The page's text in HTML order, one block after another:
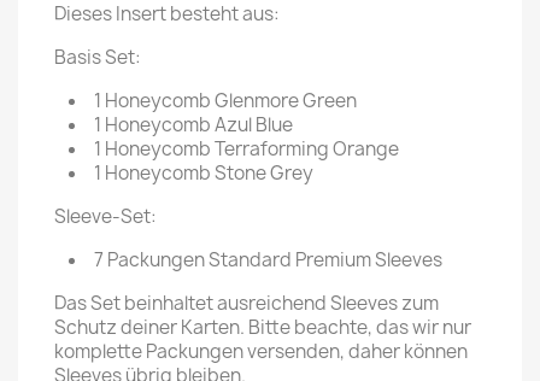
Dieses Insert besteht aus:
Basis Set:
1 Honeycomb Glenmore Green
1 Honeycomb Azul Blue
1 Honeycomb Terraforming Orange
1 Honeycomb Stone Grey
Sleeve-Set:
7 Packungen Standard Premium Sleeves
Das Set beinhaltet ausreichend Sleeves zum
Schutz deiner Karten. Bitte beachte, das wir nur
komplette Packungen versenden, daher können
Sleeves übrig bleiben.